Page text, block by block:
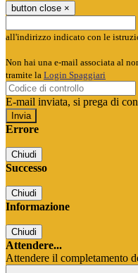
button close ×
all'indirizzo indicato con le
Non hai una e-mail associata al
tramite la Login Spaggiari
E-mail inviata, si prega di
Errore
Chiudi
Successo
Chiudi
Informazione
Chiudi
Attendere...
Attendere il completamento